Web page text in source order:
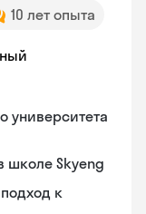
10 лет опыта
университета
школе Skyeng
к